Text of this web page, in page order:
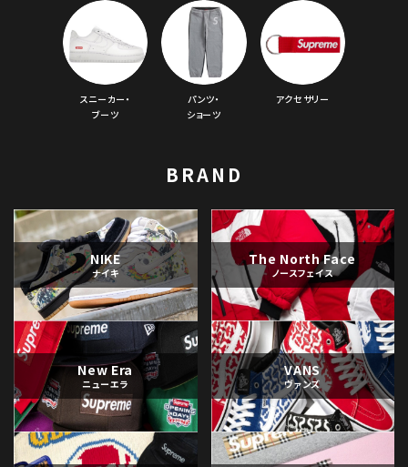
キーワードから探す
search
人気ワード 2026SS 2025AW 2025SS
Tシャツ・ロングスリーブ
キャップ・ハット
パーカー・クルーネック
ショルダー・ウエストバッグ
ボックスロゴ ブラックスウェット
カテゴリーから探す
スニーカー・
ブーツ
パンツ・
ショーツ
アクセサリー
BRAND
NIKE
ナイキ
The North Face
ノースフェイス
New Era
ニューエラ
VANS
ヴァンズ